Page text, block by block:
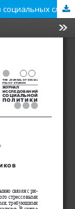
Профессиональное выгорание сотрудников социальных служб: организационные предикторы в условиях кризиса